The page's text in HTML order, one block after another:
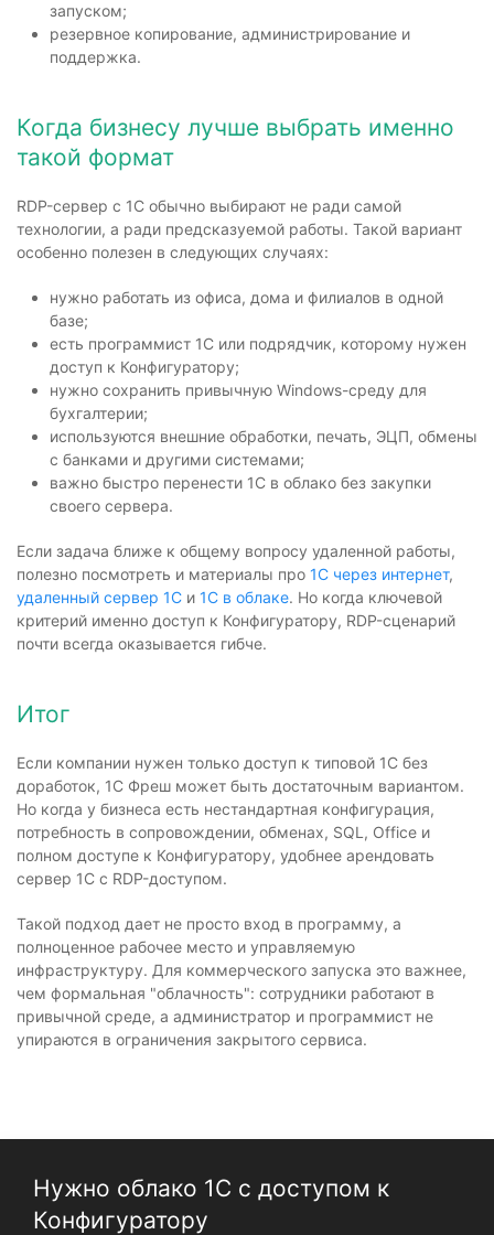
запуском;
резервное копирование, администрирование и
поддержка.
Когда бизнесу лучше выбрать именно
такой формат
RDP-сервер с 1С обычно выбирают не ради самой
технологии, а ради предсказуемой работы. Такой вариант
особенно полезен в следующих случаях:
нужно работать из офиса, дома и филиалов в одной
базе;
есть программист 1С или подрядчик, которому нужен
доступ к Конфигуратору;
нужно сохранить привычную Windows-среду для
бухгалтерии;
используются внешние обработки, печать, ЭЦП, обмены
с банками и другими системами;
важно быстро перенести 1С в облако без закупки
своего сервера.
Если задача ближе к общему вопросу удаленной работы,
полезно посмотреть и материалы про 1С через интернет,
удаленный сервер 1С и 1С в облаке. Но когда ключевой
критерий именно доступ к Конфигуратору, RDP-сценарий
почти всегда оказывается гибче.
Итог
Если компании нужен только доступ к типовой 1С без
доработок, 1С Фреш может быть достаточным вариантом.
Но когда у бизнеса есть нестандартная конфигурация,
потребность в сопровождении, обменах, SQL, Office и
полном доступе к Конфигуратору, удобнее арендовать
сервер 1С с RDP-доступом.
Такой подход дает не просто вход в программу, а
полноценное рабочее место и управляемую
инфраструктуру. Для коммерческого запуска это важнее,
чем формальная "облачность": сотрудники работают в
привычной среде, а администратор и программист не
упираются в ограничения закрытого сервиса.
Нужно облако 1С с доступом к
Конфигуратору